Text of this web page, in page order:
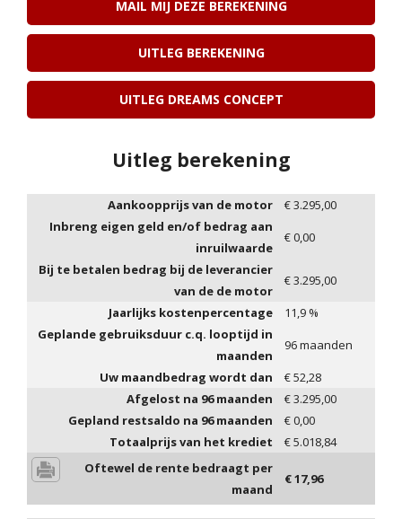
MAIL MIJ DEZE BEREKENING
UITLEG BEREKENING
UITLEG DREAMS CONCEPT
Uitleg berekening
Aankoopprijs van de motor €3.295,00
Inbreng eigen geld en/of bedrag aan
inruilwaarde
€0,00
Bij te betalen bedrag bij de leverancier
van de de motor
€3.295,00
Jaarlijks kostenpercentage
11,9 %
Geplande gebruiksduur c.q. looptijd in
maanden
96maanden
Uw maandbedrag wordt dan
€52,28
Afgelost na 96maanden €3.295,00
Gepland restsaldo na 96maanden €0,00
Totaalprijs van het krediet
€5.018,84
Oftewel de rente bedraagt per
maand
€17,96